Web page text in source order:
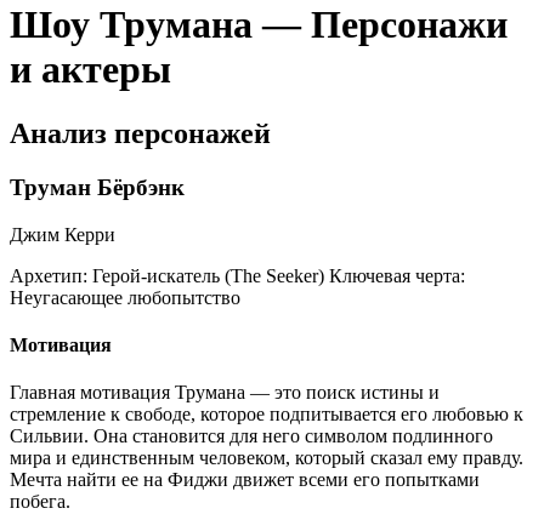
Шоу Трумана — Персонажи
и актеры
Анализ персонажей
Труман Бёрбэнк
Джим Керри
Архетип: Герой-искатель (The Seeker) Ключевая черта:
Неугасающее любопытство
Мотивация
Главная мотивация Трумана — это поиск истины и
стремление к свободе, которое подпитывается его любовью к
Сильвии. Она становится для него символом подлинного
мира и единственным человеком, который сказал ему правду.
Мечта найти ее на Фиджи движет всеми его попытками
побега.